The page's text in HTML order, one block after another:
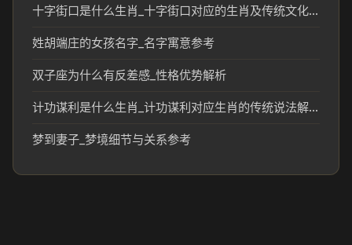
十字街口是什么生肖_十字街口对应的生肖及传统文化解读
姓胡端庄的女孩名字_名字寓意参考
双子座为什么有反差感_性格优势解析
计功谋利是什么生肖_计功谋利对应生肖的传统说法解析
梦到妻子_梦境细节与关系参考